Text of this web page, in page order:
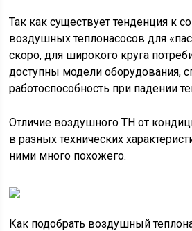
Так как существует тенденция к
воздушных теплонасосов для
скоро, для широкого круга
доступны модели оборудования,
работоспособность при падении
Отличие воздушного ТН от
в разных технических
ними много похожего.
Как подобрать воздушный